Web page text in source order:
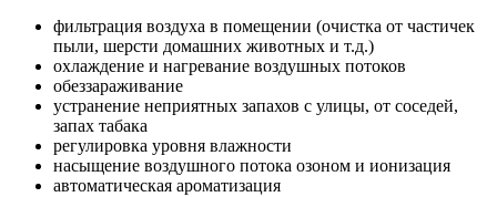
фильтрация воздуха в помещении (очистка от частичек
пыли, шерсти домашних животных и т.д.)
охлаждение и нагревание воздушных потоков
обеззараживание
устранение неприятных запахов с улицы, от соседей,
запах табака
регулировка уровня влажности
насыщение воздушного потока озоном и ионизация
автоматическая ароматизация